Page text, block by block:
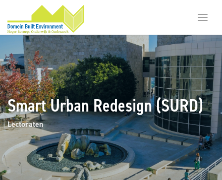
Smart Urban Redesign (SURD)
Lectoraten